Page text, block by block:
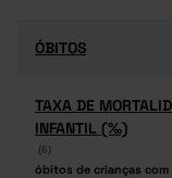
ÓBITOS
ÓBITOS
TAXA DE
INFANTIL (‰)
(6)
óbitos de crianças com
TAXA DE
INFANTIL (‰)
(6)
óbitos de crianças com